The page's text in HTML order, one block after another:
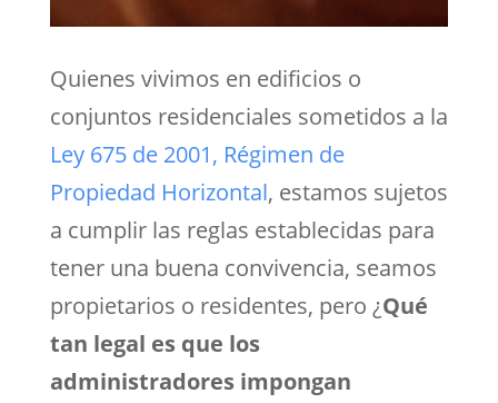
Quienes vivimos en edificios o
conjuntos residenciales sometidos a la
Ley 675 de 2001, Régimen de
Propiedad Horizontal, estamos sujetos
a cumplir las reglas establecidas para
tener una buena convivencia, seamos
propietarios o residentes, pero ¿Qué
tan legal es que los
administradores impongan